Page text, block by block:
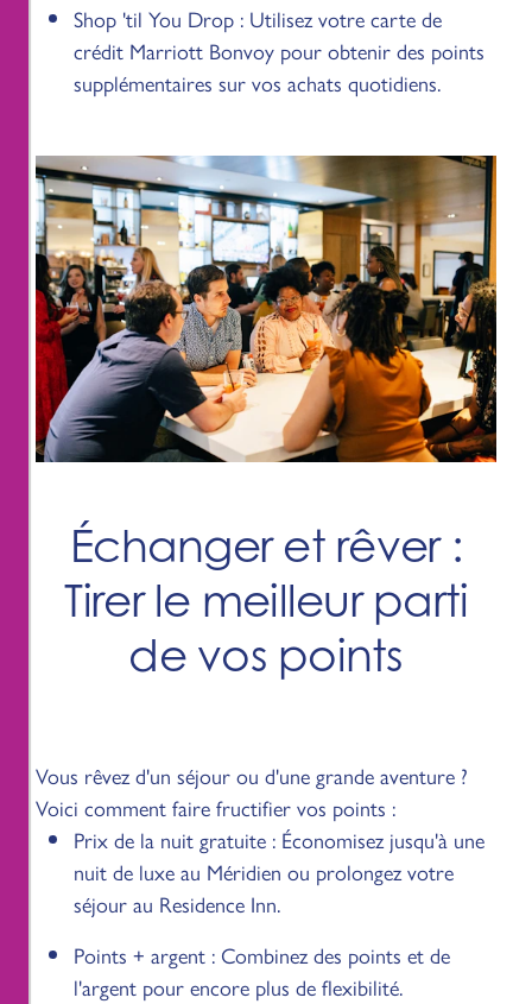
Shop 'til You Drop : Utilisez votre carte de
crédit Marriott Bonvoy pour obtenir des points
supplémentaires sur vos achats quotidiens.
Échanger et rêver :
Tirer le meilleur parti
de vos points
Vous rêvez d'un séjour ou d'une grande aventure ?
Voici comment faire fructifier vos points :
Prix de la nuit gratuite : Économisez jusqu'à une
nuit de luxe au Méridien ou prolongez votre
séjour au Residence Inn.
Points + argent : Combinez des points et de
l'argent pour encore plus de flexibilité.